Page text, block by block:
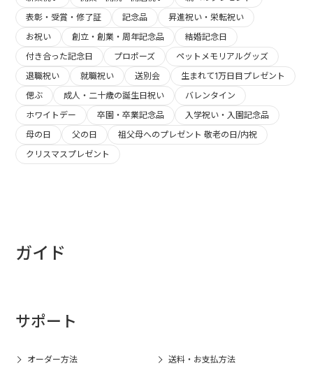
表彰・受賞・修了証
記念品
昇進祝い・栄転祝い
お祝い
創立・創業・周年記念品
結婚記念日
付き合った記念日
プロポーズ
ペットメモリアルグッズ
退職祝い
就職祝い 送別会
生まれて1万日目プレゼント
偲ぶ
成人・二十歳の誕生日祝い
バレンタイン
ホワイトデー
卒園・卒業記念品
入学祝い・入園記念品
母の日
父の日
祖父母へのプレゼント 敬老の日/内祝
クリスマスプレゼント
ガイド
サポート
オーダー方法 送料・お支払方法